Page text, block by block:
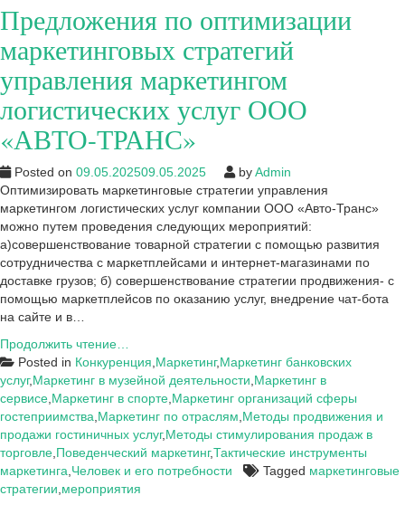
–
это
тождественные
понятия?
Предложения по оптимизации
маркетинговых стратегий
управления маркетингом
логистических услуг ООО
«АВТО-ТРАНС»
Posted on 09.05.202509.05.2025 byAdmin
Оптимизировать маркетинговые стратегии управления
маркетингом логистических услуг компании ООО «Авто-Транс»
можно путем проведения следующих мероприятий:
а)совершенствование товарной стратегии с помощью развития
сотрудничества с маркетплейсами и интернет-магазинами по
доставке грузов; б) совершенствование стратегии продвижения- с
помощью маркетплейсов по оказанию услуг, внедрение чат-бота
на сайте и в…
Продолжить чтение…
по
оптимизации
маркетинговых
стратегий
управления
маркетингом
логистических
услуг
Posted in Конкуренция Маркетинг,Маркетинг банковских
услуг,Маркетинг в музейной деятельности Маркетинг в
сервисе Маркетинг в спорте Маркетинг организаций сферы
гостеприимства Маркетинг по отраслям Методы продвижения и
продажи гостиничных услуг,Методы стимулирования продаж в
торговле Поведенческий маркетинг,Тактические инструменты
маркетинга Человек и его потребности Tagged маркетинговые
стратегии мероприятия